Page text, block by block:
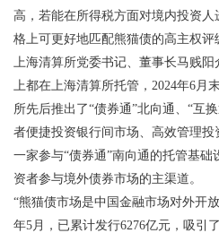
高，若能在所得税方面对境内投资
格上可更好地匹配熊猫债的高主权评
上海清算所党委书记、董事长马贱
上都在上海清算所托管，2024年6月
所先后推出了“债券通”北向通、“互
者便捷投资银行间市场、高效管理
一家参与“债券通”南向通的托管基
资者参与境外债券市场的主渠道。
“熊猫债市场是中国金融市场对外开
年5月，已累计发行6276亿元，吸引